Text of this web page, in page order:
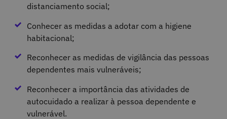
distanciamento social;
Conhecer as medidas a adotar com a higiene
habitacional;
Reconhecer as medidas de vigilância das pessoas
dependentes mais vulneráveis;
Reconhecer a importância das atividades de
autocuidado a realizar à pessoa dependente e
vulnerável.